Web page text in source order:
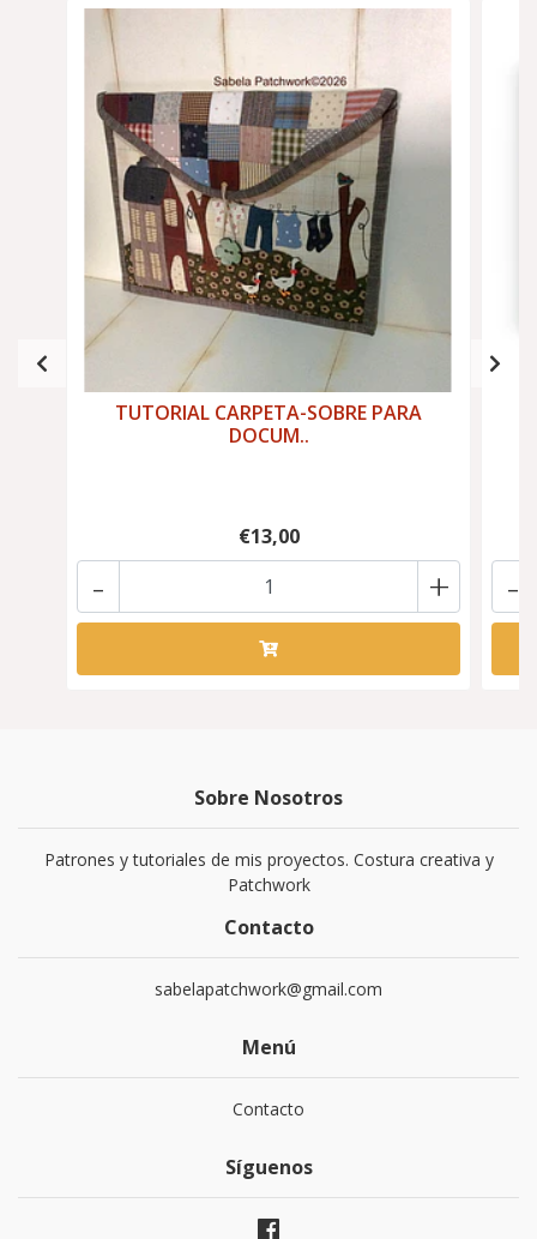
TUTORIAL CARPETA-SOBRE PARA
DOCUM..
€13,00
+
- -
Sobre Nosotros
Patrones y tutoriales de mis proyectos. Costura creativa y
Patchwork
Contacto
sabelapatchwork@gmail.com
Menú
Contacto
Síguenos